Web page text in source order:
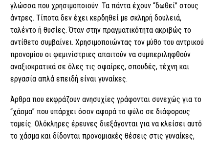
γλώσσα που χρησιμοποιούν. Τα πάντα έχουν “δωθεί” στους
άντρες. Τίποτα δεν έχει κερδηθεί με σκληρή δουλειά,
ταλέντο ή θυσίες. Όταν στην πραγματικότητα ακριβώς το
αντίθετο συμβαίνει. Χρησιμοποιώντας τον μύθο του αντρικού
προνομίου οι φεμινίστριες απαιτούν να συμπεριληφθούν
αναξιοκρατικά σε όλες τις σφαίρες, σπουδές, τέχνη και
εργασία απλά επειδή είναι γυναίκες.
Άρθρα που εκφράζουν ανησυχίες γράφονται συνεχώς για το
“χάσμα” που υπάρχει όσον αφορά το φύλο σε διάφορους
τομείς. Ολόκληρες έρευνες διεξάγονται για να κλείσει αυτό
το χάσμα και δίδονται προνομιακές θέσεις στις γυναίκες,